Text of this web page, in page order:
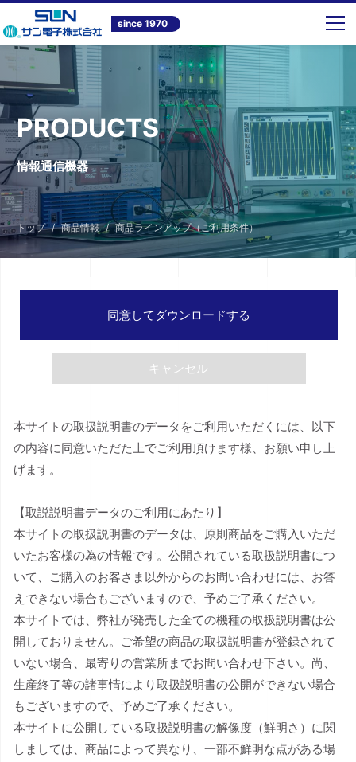
since 1970
PRODUCTS
情報通信機器
トップ 商品情報 商品ラインアップ（ご利用条件）
同意してダウンロードする
キャンセル
本サイトの取扱説明書のデータをご利用いただくには、以下
の内容に同意いただた上でご利用頂けます様、お願い申し上
げます。
【取説説明書データのご利用にあたり】
本サイトの取扱説明書のデータは、原則商品をご購入いただ
いたお客様の為の情報です。公開されている取扱説明書につ
いて、ご購入のお客さま以外からのお問い合わせには、お答
えできない場合もございますので、予めご了承ください。
本サイトでは、弊社が発売した全ての機種の取扱説明書は公
開しておりません。ご希望の商品の取扱説明書が登録されて
いない場合、最寄りの営業所までお問い合わせ下さい。尚、
生産終了等の諸事情により取扱説明書の公開ができない場合
もございますので、予めご了承ください。
本サイトに公開している取扱説明書の解像度（鮮明さ）に関
しましては、商品によって異なり、一部不鮮明な点がある場